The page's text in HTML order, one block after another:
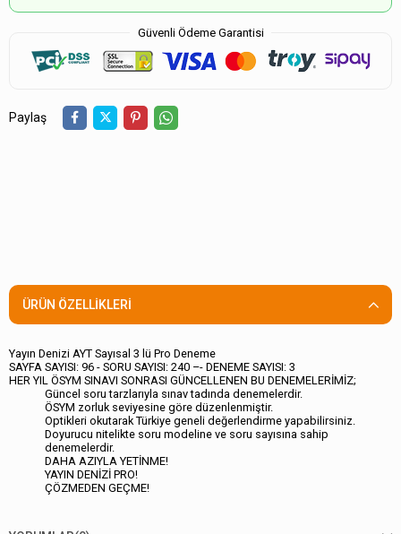
Güvenli Ödeme Garantisi
Paylaş
ÜRÜN ÖZELLIKLERI
Yayın Denizi AYT Sayısal 3 lü Pro Deneme
SAYFA SAYISI: 96 - SORU SAYISI: 240 –- DENEME SAYISI: 3
HER YIL ÖSYM SINAVI SONRASI GÜNCELLENEN BU DENEMELERİMİZ;
Güncel soru tarzlarıyla sınav tadında denemelerdir.
ÖSYM zorluk seviyesine göre düzenlenmiştir.
Optikleri okutarak Türkiye geneli değerlendirme yapabilirsiniz.
Doyurucu nitelikte soru modeline ve soru sayısına sahip
denemelerdir.
DAHA AZIYLA YETİNME!
YAYIN DENİZİ PRO!
ÇÖZMEDEN GEÇME!